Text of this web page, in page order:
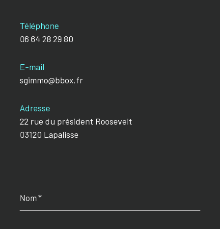
Téléphone
06 64 28 29 80
E-mail
sgimmo@bbox.fr
Adresse
22 rue du président Roosevelt
03120 Lapalisse
*